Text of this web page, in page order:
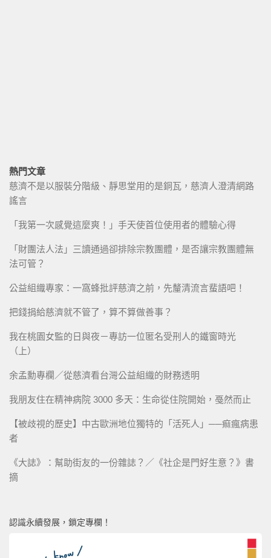
熱門文章
慈濟不是以服裝分階級、靜思堂用的是銅瓦，慈濟人澄清網路
謠言
「我第一次感覺這麼爽！」手天使首位使用者的體驗心得
「財團法人法」三讀通過卻排除宗教團體，是否讓宗教團體無
法可管？
公益組織專家：一窩蜂批評慈濟之前，先釐清流言蜚語吧！
把錢捐給慈濟就不管了，算不算做善事？
我在桃園女監的日與夜－專訪一位匿名受刑人的鐵窗時光
（上）
余孟勳專欄／從慈濟看台灣公益組織的財務透明
我朋友住在精神病院 3000 多天：生命從住院開始，戞然而止
【被歧視的歷史】中古歐洲地位獨特的「活死人」──痲瘋病患
者
《大誌》：幫助街友的一份雜誌？／《社企是門好生意？》書
摘
認識永續發展，鎖定專欄！